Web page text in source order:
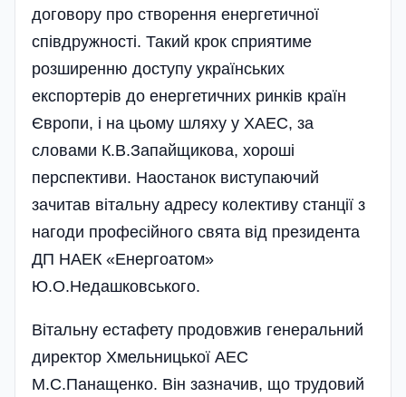
договору про створення енергетичної
співдружності. Такий крок сприятиме
розширенню доступу українських
експортерів до енергетичних ринків країн
Європи, і на цьому шляху у ХАЕС, за
словами К.В.Запайщикова, хороші
перспективи. Наостанок виступаючий
зачитав вітальну адресу колективу станції з
нагоди професійного свята від президента
ДП НАЕК «Енергоатом»
Ю.О.Недашковського.
Вітальну естафету продовжив генеральний
директор Хмельницької АЕС
М.С.Панащенко. Він зазначив, що трудовий